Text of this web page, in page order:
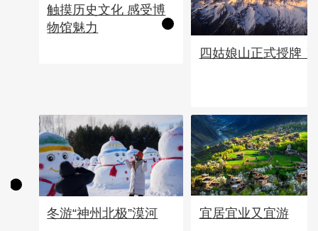
触摸历史文化 感受博
物馆魅力
四姑娘山正式授牌！
冬游“神州北极”漠河 宜居宜业又宜游